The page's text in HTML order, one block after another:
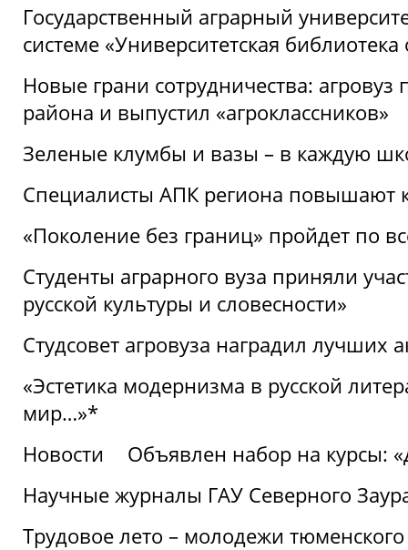
Государственный аграрный
системе «Университетская
Новые грани сотрудничества:
района и выпустил «агроклассников»
Зеленые клумбы и вазы – в каждую
Специалисты АПК региона повышают
«Поколение без границ» пройдет по
Студенты аграрного вуза приняли
русской культуры и словесности»
Студсовет агровуза наградил лучших
«Эстетика модернизма в русской
мир…»*
Новости
Объявлен набор на курсы:
Научные журналы ГАУ Северного
Трудовое лето – молодежи